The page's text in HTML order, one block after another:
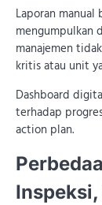
Laporan
mengumpulkan
manajemen
kritis atau unit
Dashboard
terhadap
action plan.
Inspeksi,